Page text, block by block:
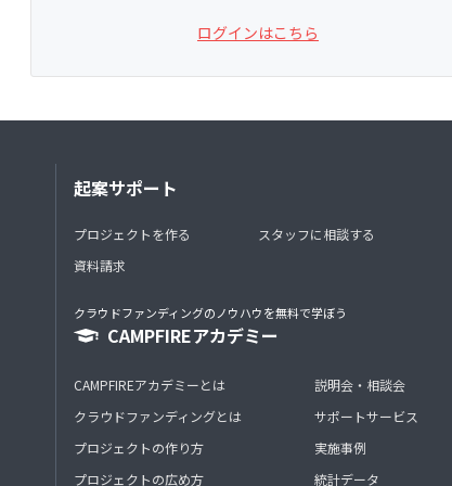
ログインはこちら
起案サポート
プロジェクトを作る
資料請求
スタッフに相談する
クラウドファンディングのノウハウを無料で学ぼう
CAMPFIREアカデミー
CAMPFIREアカデミーとは
クラウドファンディングとは
プロジェクトの作り方
プロジェクトの広め方
説明会・相談会
サポートサービス
実施事例
統計データ